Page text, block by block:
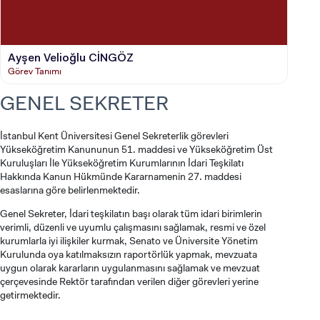
Ayşen Velioğlu CİNGÖZ
Görev Tanımı
İstanbul Kent Üniversitesi Genel Sekreterlik görevleri
Yükseköğretim Kanununun 51. maddesi ve Yükseköğretim Üst
Kuruluşları İle Yükseköğretim Kurumlarının İdari Teşkilatı
Hakkında Kanun Hükmünde Kararnamenin 27. maddesi
esaslarına göre belirlenmektedir.
Genel Sekreter, İdari teşkilatın başı olarak tüm idari birimlerin
verimli, düzenli ve uyumlu çalışmasını sağlamak, resmi ve özel
kurumlarla iyi ilişkiler kurmak, Senato ve Üniversite Yönetim
Kurulunda oya katılmaksızın raportörlük yapmak, mevzuata
uygun olarak kararların uygulanmasını sağlamak ve mevzuat
çerçevesinde Rektör tarafından verilen diğer görevleri yerine
getirmektedir.